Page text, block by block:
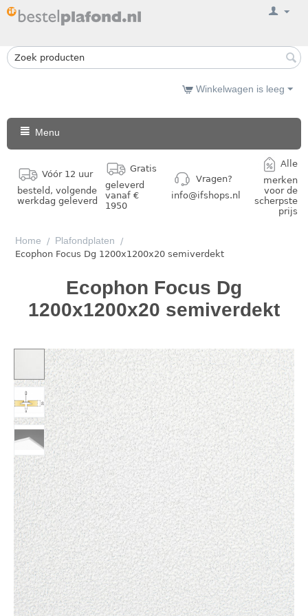
Winkelwagen is leeg
Menu
Vóór 12 uur
besteld, volgende
werkdag geleverd
Gratis
geleverd
vanaf €
1950
Vragen?
info@ifshops.nl
Alle
merken
voor de
scherpste
prijs
Home / Plafondplaten
/
Ecophon Focus Dg 1200x1200x20 semiverdekt
Ecophon Focus Dg
1200x1200x20 semiverdekt